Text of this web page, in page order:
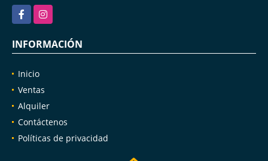
FacebookInstagram
INFORMACIÓN
Inicio
Ventas
Alquiler
Contáctenos
Políticas de privacidad